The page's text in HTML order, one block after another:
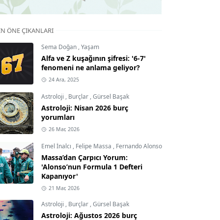
ÖNE ÇIKANLARI
Sema Doğan ,Yaşam
Alfa ve Z kuşağının şifresi: '6-7'
fenomeni ne anlama geliyor?
24 Ara, 2025
Astroloji , Burçlar ,Gürsel Başak
Astroloji: Nisan 2026 burç
yorumları
26 Mar, 2026
Emel İnalcı , Felipe Massa , Fernando Alonso
Massa’dan Çarpıcı Yorum:
'Alonso’nun Formula 1 Defteri
Kapanıyor'
21 Mar, 2026
Astroloji , Burçlar ,Gürsel Başak
Astroloji: Ağustos 2026 burç